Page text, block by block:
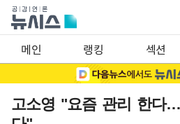
메인 랭킹 섹션
고소영 "요즘 관리 한다